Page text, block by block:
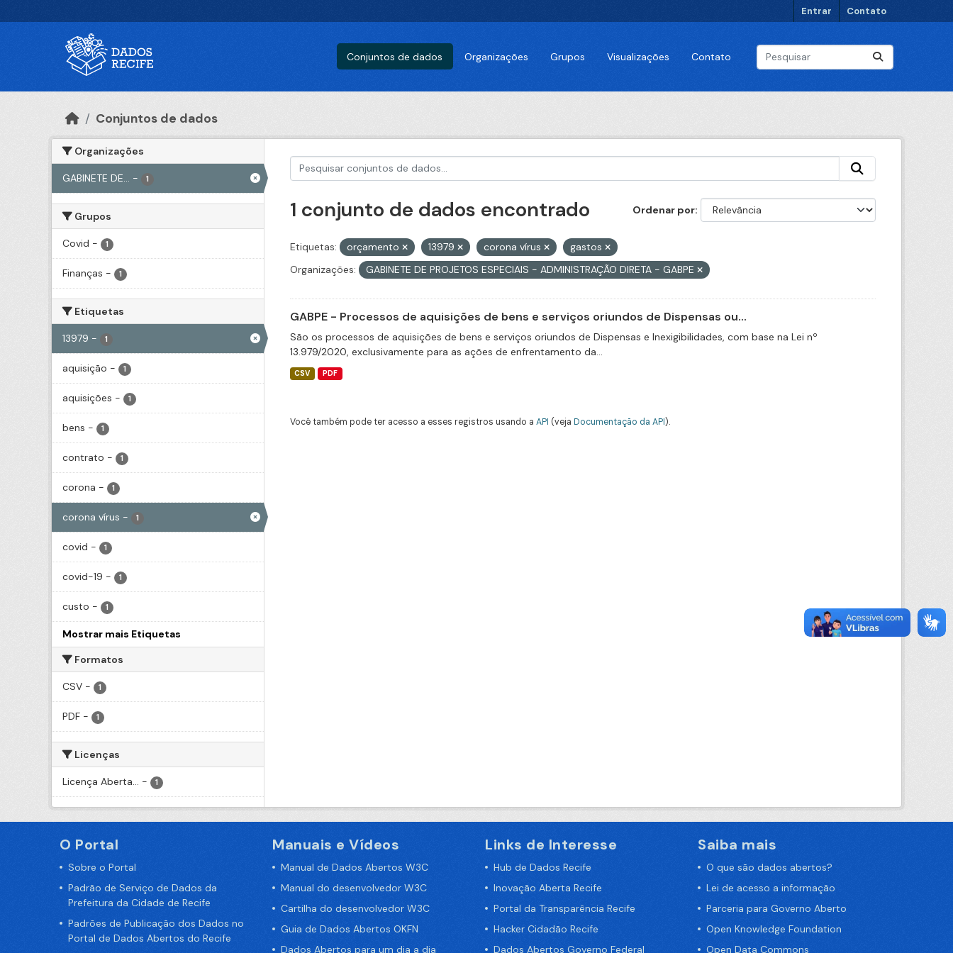
Entrar Contato
Conjuntos de dados Organizações Grupos Visualizações Contato
Conjuntos de dados
Organizações
GABINETE DE... - 1
Grupos
Covid - 1
Finanças - 1
Etiquetas
13979 - 1
aquisição - 1
aquisições - 1
bens - 1
contrato - 1
corona - 1
corona vírus - 1
covid - 1
covid-19 - 1
custo - 1
Mostrar mais Etiquetas
Formatos
CSV - 1
PDF - 1
Licenças
Licença Aberta... - 1
Ordenar por
1 conjunto de dados encontrado
Etiquetas: orçamento 13979 corona vírus
gastos
Organizações:
GABINETE DE PROJETOS ESPECIAIS - ADMINISTRAÇÃO DIRETA - GABPE
GABPE - Processos de aquisições de bens e serviços oriundos de Dispensas ou...
São os processos de aquisições de bens e serviços oriundos de Dispensas e Inexigibilidades, com base na Lei nº
13.979/2020, exclusivamente para as ações de enfrentamento da...
CSV PDF
Você também pode ter acesso a esses registros usando a API (veja Documentação da API).
O Portal
Sobre o Portal
Padrão de Serviço de Dados da
Prefeitura da Cidade de Recife
Padrões de Publicação dos Dados no
Portal de Dados Abertos do Recife
Manuais e Vídeos
Manual de Dados Abertos W3C
Manual do desenvolvedor W3C
Cartilha do desenvolvedor W3C
Guia de Dados Abertos OKFN
Dados Abertos para um dia a dia
Links de Interesse
Hub de Dados Recife
Inovação Aberta Recife
Portal da Transparência Recife
Hacker Cidadão Recife
Dados Abertos Governo Federal
Saiba mais
O que são dados abertos?
Lei de acesso a informação
Parceria para Governo Aberto
Open Knowledge Foundation
Open Data Commons